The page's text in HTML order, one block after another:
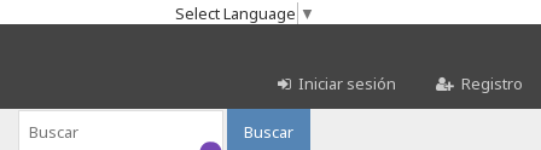
Select Language ▼
Iniciar sesión Registro
Buscar